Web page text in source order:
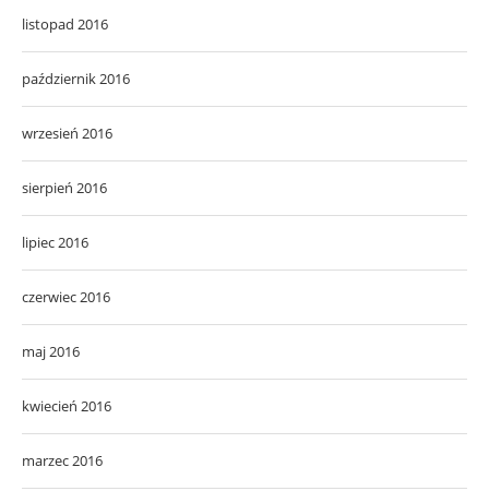
listopad 2016
październik 2016
wrzesień 2016
sierpień 2016
lipiec 2016
czerwiec 2016
maj 2016
kwiecień 2016
marzec 2016